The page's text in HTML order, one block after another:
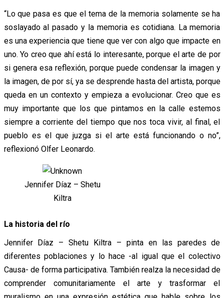
“Lo que pasa es que el tema de la memoria solamente se ha
soslayado al pasado y la memoria es cotidiana. La memoria
es una experiencia que tiene que ver con algo que impacte en
uno. Yo creo que ahí está lo interesante, porque el arte de por
si genera esa reflexión, porque puede condensar la imagen y
la imagen, de por sí, ya se desprende hasta del artista, porque
queda en un contexto y empieza a evolucionar. Creo que es
muy importante que los que pintamos en la calle estemos
siempre a corriente del tiempo que nos toca vivir, al final, el
pueblo es el que juzga si el arte está funcionando o no”,
reflexionó Olfer Leonardo.
Jennifer Díaz – Shetu
Kiltra
La historia del río
Jennifer Díaz – Shetu Kiltra – pinta en las paredes de
diferentes poblaciones y lo hace -al igual que el colectivo
Causa- de forma participativa. También realza la necesidad de
comprender comunitariamente el arte y trasformar el